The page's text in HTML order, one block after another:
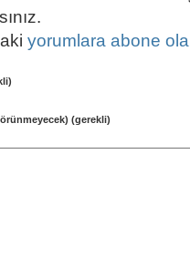
yorumlara abone
(gerekli)